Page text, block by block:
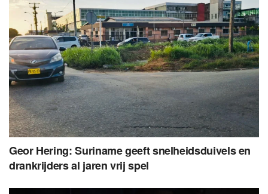
Geor Hering: Suriname geeft snelheidsduivels en
drankrijders al jaren vrij spel